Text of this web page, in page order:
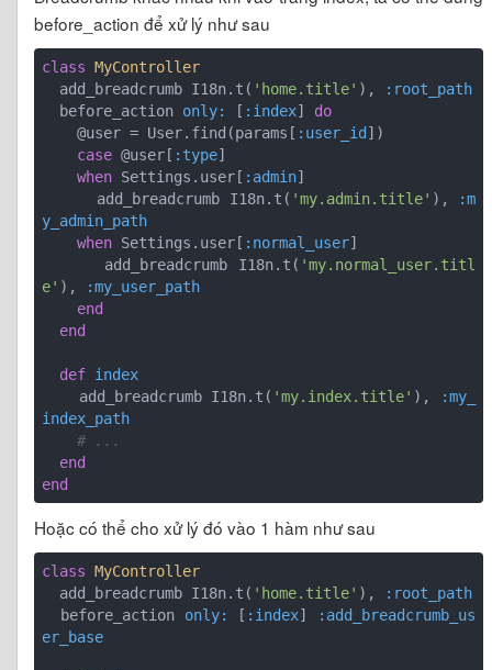
before_action để xử lý như sau
class MyController
  add_breadcrumb I18n.t(
'home.title' ),
:root_path
  before_action
only: [ :index] do
    @user = User.find(params[
:user_id ])
case @user[ :type]
when Settings.user[ :admin]
      add_breadcrumb I18n.t(
'my.admin.title' ),
:m
y_admin_path
when Settings.user[ :normal_user]
      add_breadcrumb I18n.t(
'my.normal_user.titl
e' ),
:my_user_path
end
end
def index
    add_breadcrumb I18n.t(
'my.index.title' ),
:my_
index_path
# ...
end
end
Hoặc có thể cho xử lý đó vào 1 hàm như sau
class MyController
  add_breadcrumb I18n.t(
'home.title' ),
:root_path
  before_action
only: [ :index]
:add_breadcrumb_us
er_base